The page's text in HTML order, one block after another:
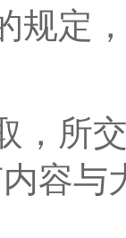
规定
，所
容与